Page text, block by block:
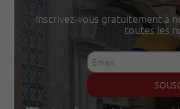
Inscrivez-vous gratuitement à
toutes les